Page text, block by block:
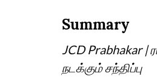
Summary
JCD Prabhakar |
நடக்கும் சந்திப்பு